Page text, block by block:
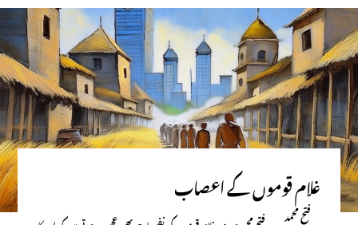
غلام قوموں کے اعصاب
فتح محمد